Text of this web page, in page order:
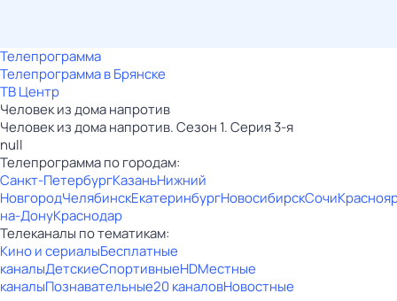
Телепрограмма
Телепрограмма в Брянске
ТВ Центр
Человек из дома напротив
Человек из дома напротив. Сезон 1. Серия 3-я
null
Телепрограмма по городам:
Санкт-ПетербургКазаньНижний
НовгородЧелябинскЕкатеринбургНовосибирскСочи
на-ДонуКраснодар
Телеканалы по тематикам:
Кино и сериалыБесплатные
каналыДетскиеСпортивныеHDМестные
каналыПознавательные20 каналовНовостные